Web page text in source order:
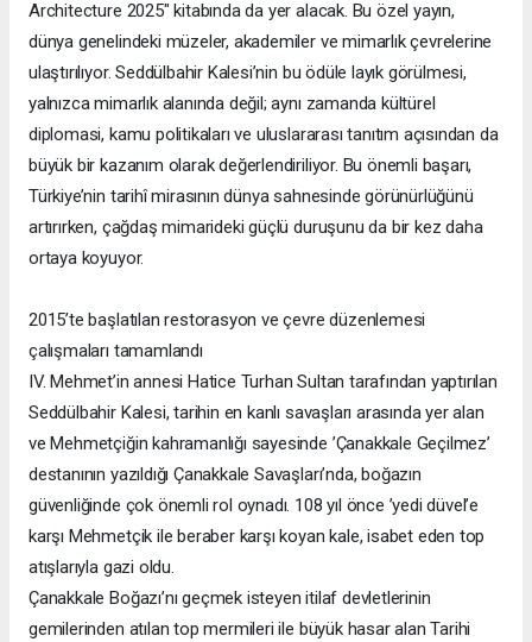
Architecture 2025" kitabında da yer alacak. Bu özel yayın,
dünya genelindeki müzeler, akademiler ve mimarlık çevrelerine
ulaştırılıyor. Seddülbahir Kalesi’nin bu ödüle layık görülmesi,
yalnızca mimarlık alanında değil; aynı zamanda kültürel
diplomasi, kamu politikaları ve uluslararası tanıtım açısından da
büyük bir kazanım olarak değerlendiriliyor. Bu önemli başarı,
Türkiye’nin tarihî mirasının dünya sahnesinde görünürlüğünü
artırırken, çağdaş mimarideki güçlü duruşunu da bir kez daha
ortaya koyuyor.
2015’te başlatılan restorasyon ve çevre düzenlemesi
çalışmaları tamamlandı
IV. Mehmet’in annesi Hatice Turhan Sultan tarafından yaptırılan
Seddülbahir Kalesi, tarihin en kanlı savaşları arasında yer alan
ve Mehmetçiğin kahramanlığı sayesinde ’Çanakkale Geçilmez’
destanının yazıldığı Çanakkale Savaşları’nda, boğazın
güvenliğinde çok önemli rol oynadı. 108 yıl önce ’yedi düvel’e
karşı Mehmetçik ile beraber karşı koyan kale, isabet eden top
atışlarıyla gazi oldu.
Çanakkale Boğazı’nı geçmek isteyen itilaf devletlerinin
gemilerinden atılan top mermileri ile büyük hasar alan Tarihi